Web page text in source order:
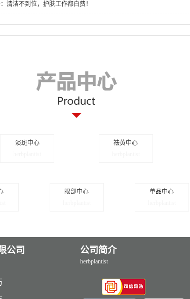
清洁不到位，护肤工作都白费！
淡斑中心
祛黄中心
眼部中心
单品中心
公司 公司简介
herbplantist